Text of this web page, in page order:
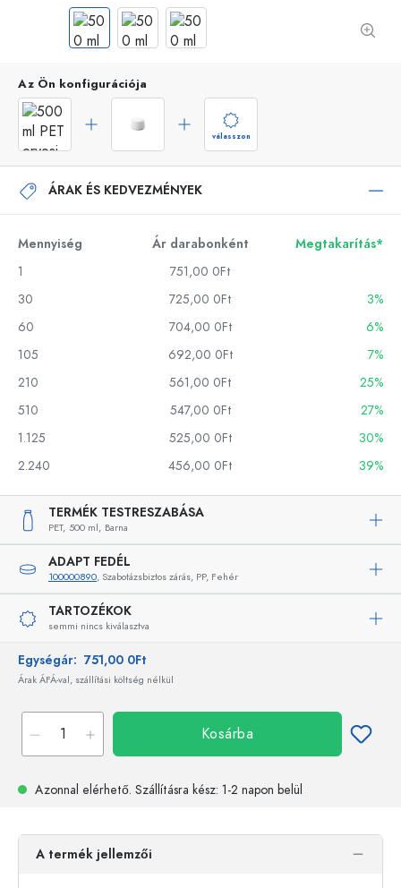
Az Ön konfigurációja
válasszon
ÁRAK ÉS KEDVEZMÉNYEK
Mennyiség Ár darabonként
Megtakarítás*
1
751,00 0Ft
30
725,00 0Ft
3%
60
704,00 0Ft
6%
105
692,00 0Ft
7%
210
561,00 0Ft
25%
510
547,00 0Ft
27%
1.125
525,00 0Ft
30%
2.240
456,00 0Ft 39%
TERMÉK TESTRESZABÁSA
PET, 500 ml, Barna
ADAPT FEDÉL
100000890, Szabotázsbiztos zárás, PP, Fehér
TARTOZÉKOK
semmi nincs kiválasztva
Egységár: 751,00 0Ft
Árak ÁFÁ-val, szállítási költség nélkül
Kosárba
Azonnal elérhető. Szállításra kész: 1-2 napon belül
A termék jellemzői